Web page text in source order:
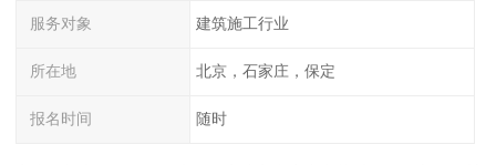
服务对象 建筑施工行业
所在地 北京，石家庄，保定
报名时间 随时